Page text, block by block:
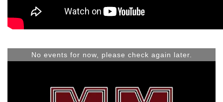
No events for now, please check again later.